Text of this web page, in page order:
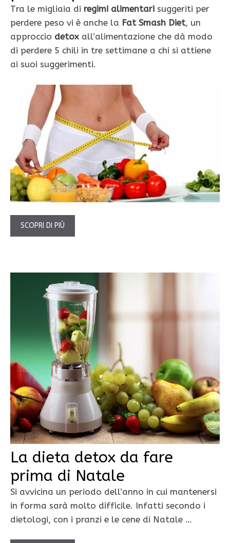
Tra le migliaia di regimi alimentari suggeriti per
perdere peso vi è anche la Fat Smash Diet, un
approccio detox all’alimentazione che dà modo
di perdere 5 chili in tre settimane a chi si attiene
ai suoi suggerimenti.
SCOPRI DI PIÙ
La dieta detox da fare
prima di Natale
Si avvicina un periodo dell’anno in cui mantenersi
in forma sarà molto difficile. Infatti secondo i
dietologi, con i pranzi e le cene di Natale …